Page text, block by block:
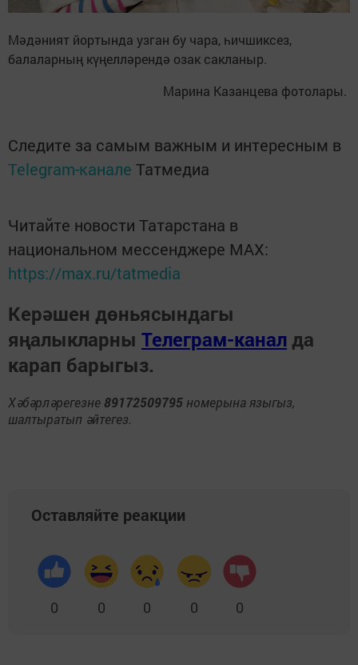
Мәдәният йортында узган бу чара, һичшиксез,
балаларның күңелләрендә озак сакланыр.
Марина Казанцева фотолары.
Следите за самым важным и интересным в
Telegram-канале Татмедиа
Читайте новости Татарстана в
национальном мессенджере MАХ:
https://max.ru/tatmedia
Керәшен дөньясындагы
яңалыкларны Телеграм-канал да
карап барыгыз.
Хәбәрләрегезне 89172509795 номерына языгыз,
шалтыратып әйтегез.
Оставляйте реакции
0 0 0 0 0